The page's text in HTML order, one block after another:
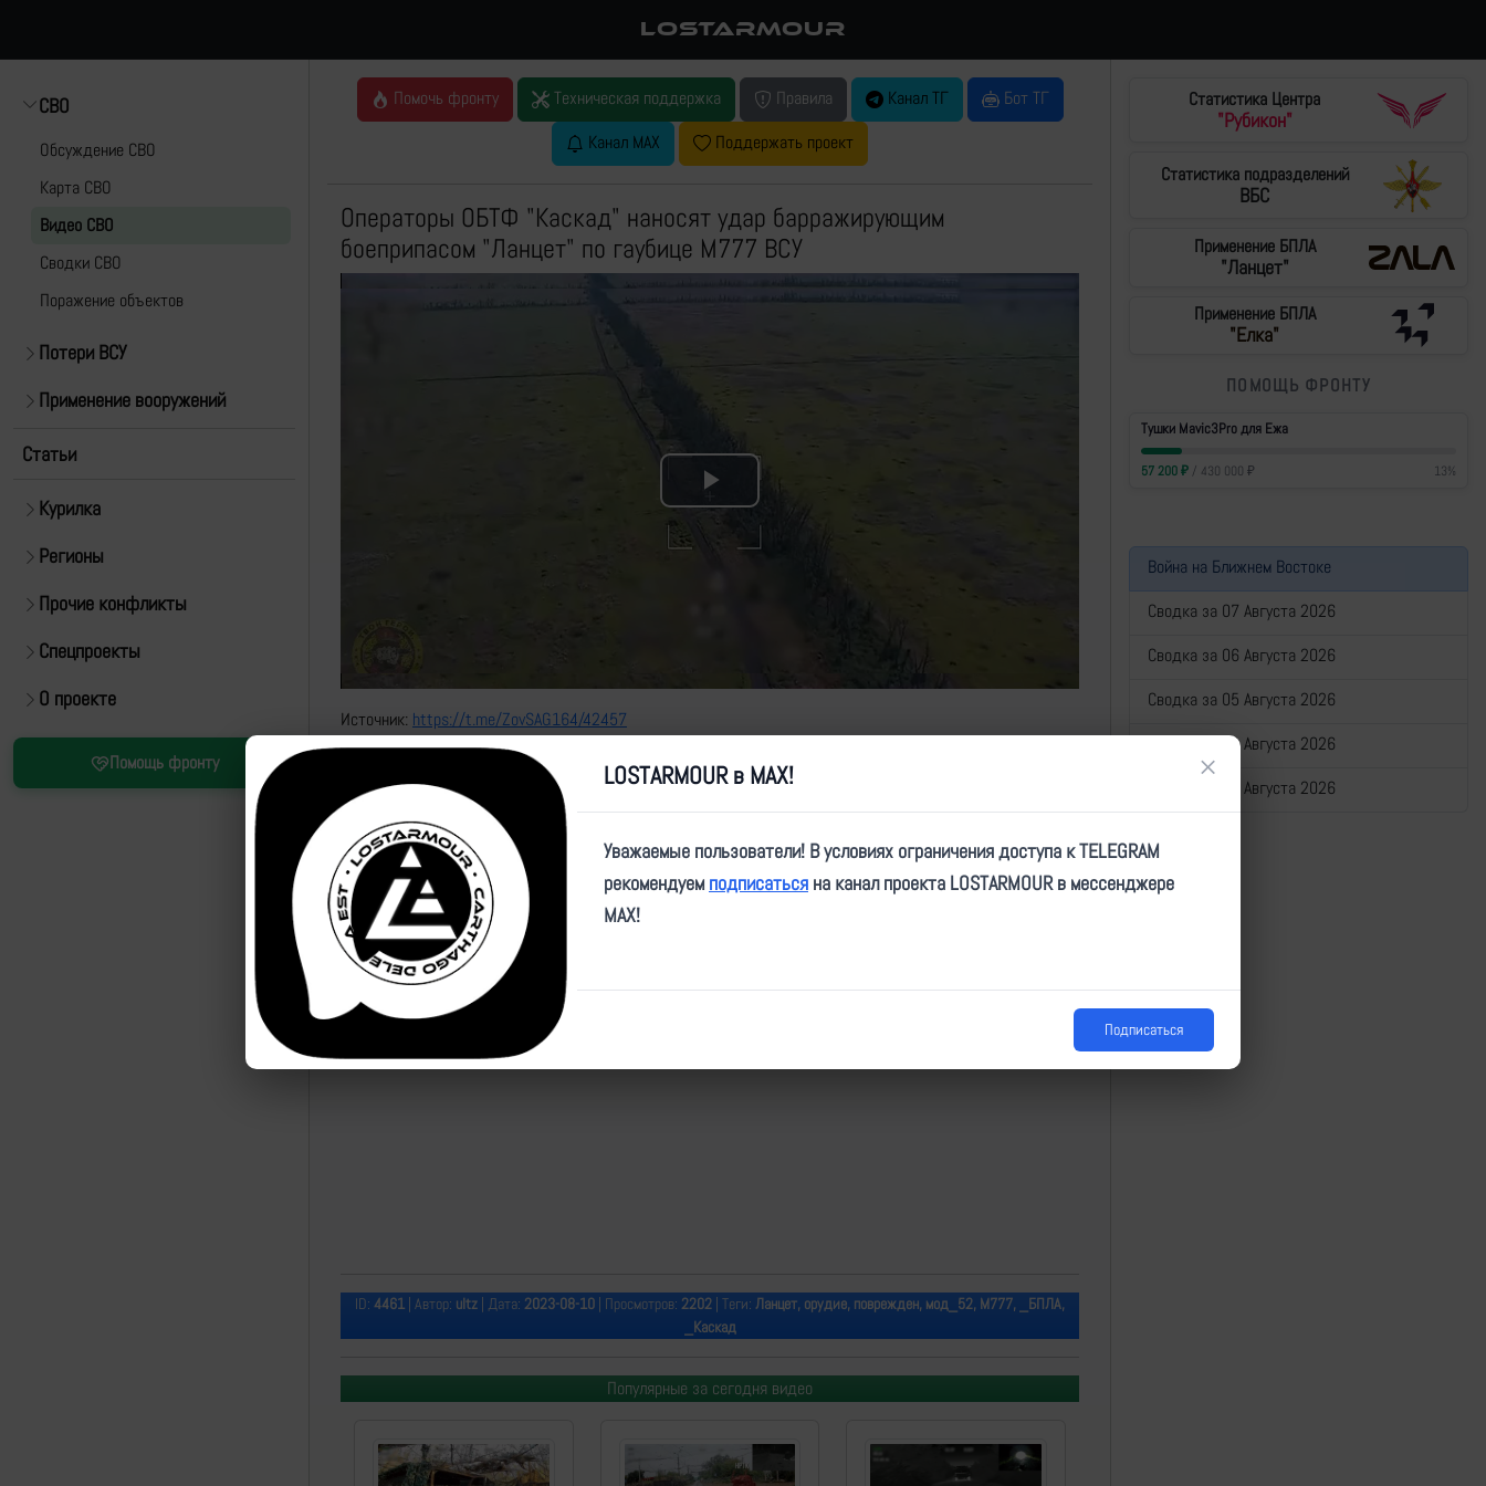
LOSTARMOUR
СВО
Обсуждение СВО
Карта СВО
Видео СВО
Cводки СВО
Поражение объектов
Потери ВСУ
Применение вооружений
Статьи
Курилка
Регионы
Прочие конфликты
Спецпроекты
О проекте
Помощь фронту
Помочь фронту Техническая поддержка Правила Канал ТГ
Бот ТГ
Канал MAX
Поддержать проект
Операторы ОБТФ "Каскад" наносят удар барражирующим
боеприпасом "Ланцет" по гаубице M777 ВСУ
Play
Video
Источник: https://t.me/ZovSAG164/42457
https://t.me/obtf_kaskad/2774
ID: 4461 | Автор: ultz | Дата: 2023-08-10 | Просмотров: 2202 | Теги: Ланцет, орудие, поврежден, мод_52, M777, _БПЛА,
_Каскад
Популярные за сегодня видео
Статистика Центра
"Рубикон"
Статистика подразделений
ВБС
Применение БПЛА
"Ланцет"
Применение БПЛА
"Елка"
ПОМОЩЬ ФРОНТУ
Тушки Mavic3Pro для Ежа
57 200₽/ 430 000 ₽ 13%
Война на Ближнем Востоке
Сводка за 07 Августа 2026
Сводка за 06 Августа 2026
Сводка за 05 Августа 2026
Сводка за 04 Августа 2026
Сводка за 03 Августа 2026
LOSTARMOUR в MAX! ×
Уважаемые пользователи! В условиях ограничения доступа к TELEGRAM
рекомендуем подписаться на канал проекта LOSTARMOUR в мессенджере
MAX!
Подписаться